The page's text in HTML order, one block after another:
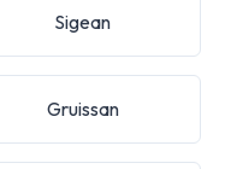
Sigean
Gruissan